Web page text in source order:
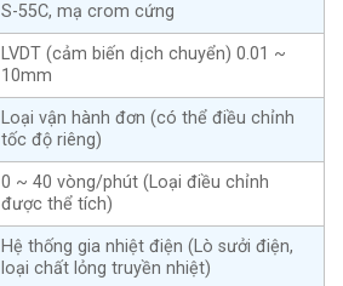
S-55C, mạ crom cứng
LVDT (cảm biến dịch chuyển) 0.01 ~
10mm
Loại vận hành đơn (có thể điều chỉnh
tốc độ riêng)
0 ~ 40 vòng/phút (Loại điều chỉnh
được thể tích)
Hệ thống gia nhiệt điện (Lò sưởi điện,
loại chất lỏng truyền nhiệt)